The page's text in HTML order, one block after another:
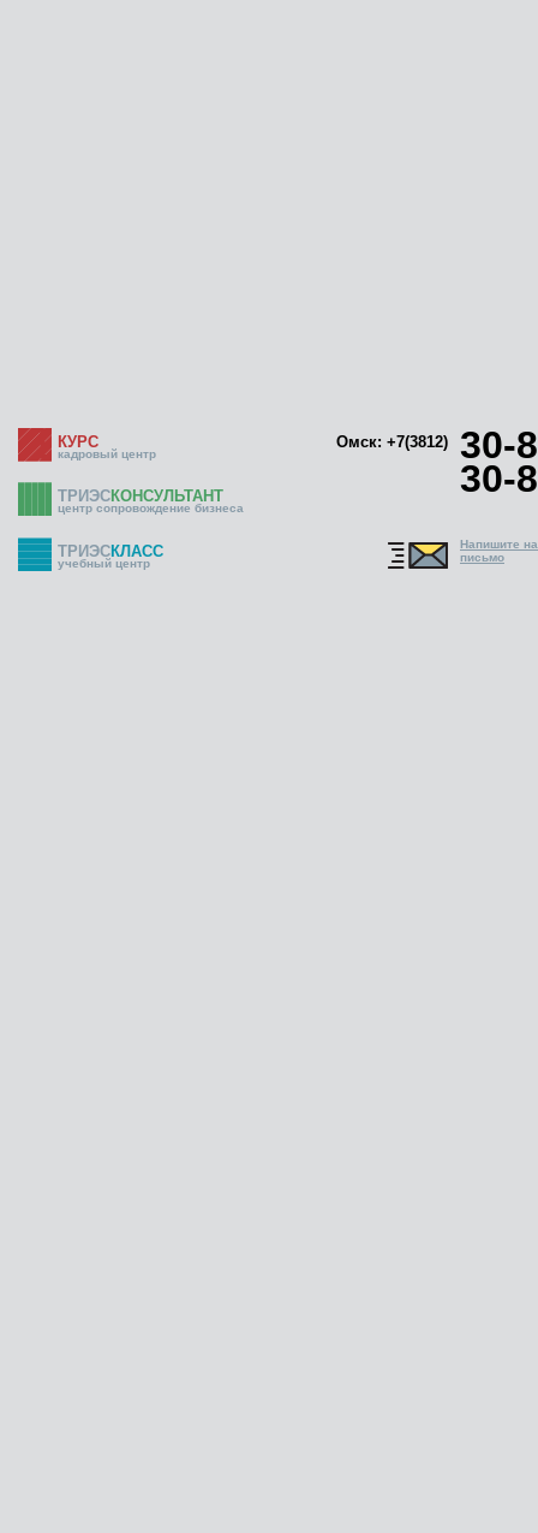
КУРС
кадровый центр
Омск: +7(3812) 30-
30-
ТРИЭСКОНСУЛЬТАНТ
центр сопровождение бизнеса
ТРИЭСКЛАСС
учебный центр
Напишите
письмо